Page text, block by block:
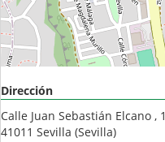
Dirección
Calle Juan Sebastián Elcano , 1
41011 Sevilla (Sevilla)